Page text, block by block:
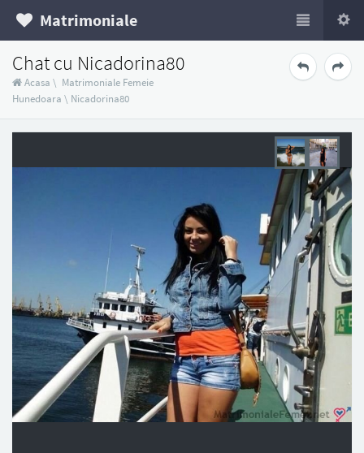
Matrimoniale
Chat cu Nicadorina80
Acasa \ Matrimoniale Femeie
Hunedoara \ Nicadorina80